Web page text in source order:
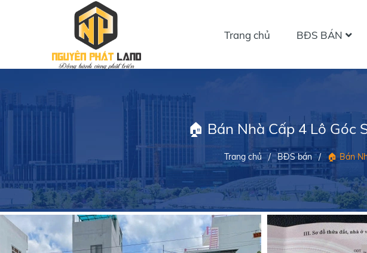
Trang chủ BĐS BÁN
🏠 Bán Nhà Cấp 4 Lô Góc
Trang chủ / BĐS bán / 🏠 Bán